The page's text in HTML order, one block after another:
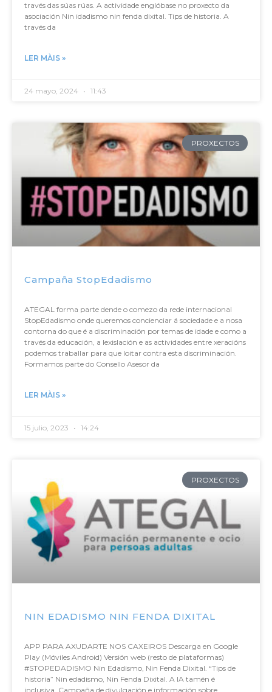
través das súas rúas. A actividade englóbase no proxecto da
asociación Nin idadismo nin fenda dixital. Tips de historia. A
través da
LER MÀIS »
24 mayo, 2024 11:43
PROXECTOS
Campaña StopEdadismo
ATEGAL forma parte dende o comezo da rede internacional
StopEdadismo onde queremos concienciar á sociedade e a nosa
contorna do que é a discriminación por temas de idade e como a
través da educación, a lexislación e as actividades entre xeracións
podemos traballar para que loitar contra esta discriminación.
Formamos parte do Consello Asesor da
LER MÀIS »
15 julio, 2023 14:24
PROXECTOS
NIN EDADISMO NIN FENDA DIXITAL
APP PARA AXUDARTE NOS CAXEIROS Descarga en Google
Play (Móviles Android) Versión web (resto de plataformas)
#STOPEDADISMO Nin Edadismo, Nin Fenda Dixital. “Tips de
historia” Nin edadismo, Nin Fenda Dixital. A IA tamén é
inclusiva. Campaña de divulgación e información sobre